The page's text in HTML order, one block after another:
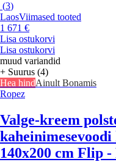
(3)
LaosViimased tooted
1 671 €
Lisa ostukorvi
Lisa ostukorvi
muud variandid
+ Suurus (4)
Hea hindAinult Bonamis
Ropez
Valge-kreem
kaheinimesevoodi
140x200 cm Flip -